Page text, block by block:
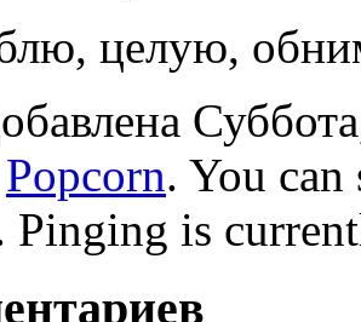
целую,
Popcorn. You can
Pinging is